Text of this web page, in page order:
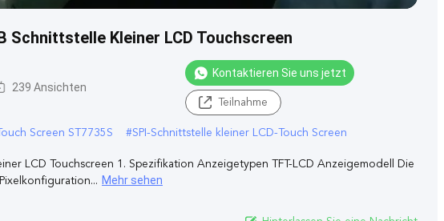
Schnittstelle Kleiner LCD Touchscreen
239 Ansichten
Kontaktieren Sie uns jetzt
Teilnahme
Screen ST7735S #SPI-Schnittstelle kleiner LCD-Touch Screen
LCD Touchscreen 1. Spezifikation Anzeigetypen TFT-LCD Anzeigemodell Die
Mehr sehen